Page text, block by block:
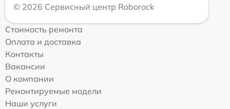
© 2026 Сервисный центр Roborock
Стоимость ремонта
Оплата и доставка
Контакты
Вакансии
О компании
Ремонтируемые модели
Наши услуги